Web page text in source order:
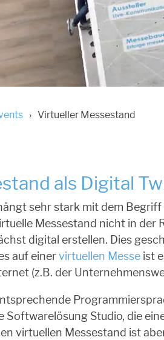
Virtueller Messestand
als Digital
sehr stark mit dem
Messestand nicht in
digital erstellen. Dies
auf einervirtuellen Messe ist
(z.B. der
Softwarelösung Studio, die
virtuellen Messestand ist